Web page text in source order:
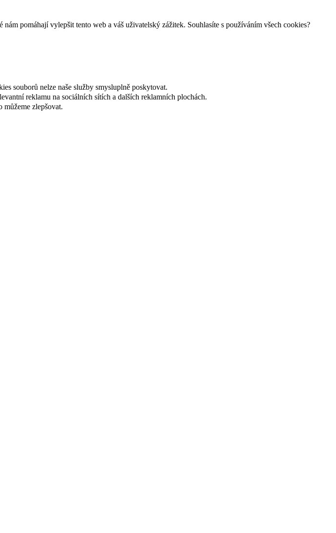
pomáhají vylepšit tento web a váš uživatelský zážitek. Souhlasíte s používáním všech cookies?
souborů nelze naše služby smysluplně poskytovat.
reklamu na sociálních sítích a dalších reklamních plochách.
zlepšovat.